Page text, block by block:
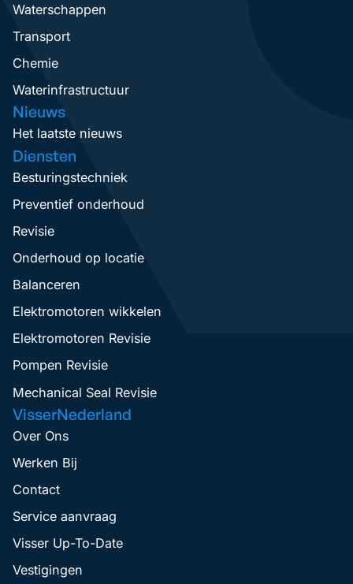
Waterschappen
Transport
Chemie
Waterinfrastructuur
Nieuws
Het laatste nieuws
Diensten
Besturingstechniek
Preventief onderhoud
Revisie
Onderhoud op locatie
Balanceren
Elektromotoren wikkelen
Elektromotoren Revisie
Pompen Revisie
Mechanical Seal Revisie
VisserNederland
Over Ons
Werken Bij
Contact
Service aanvraag
Visser Up-To-Date
Vestigingen